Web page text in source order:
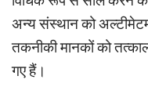
अन्य संस्थान को
तकनीकी मानकों को
गए हैं।